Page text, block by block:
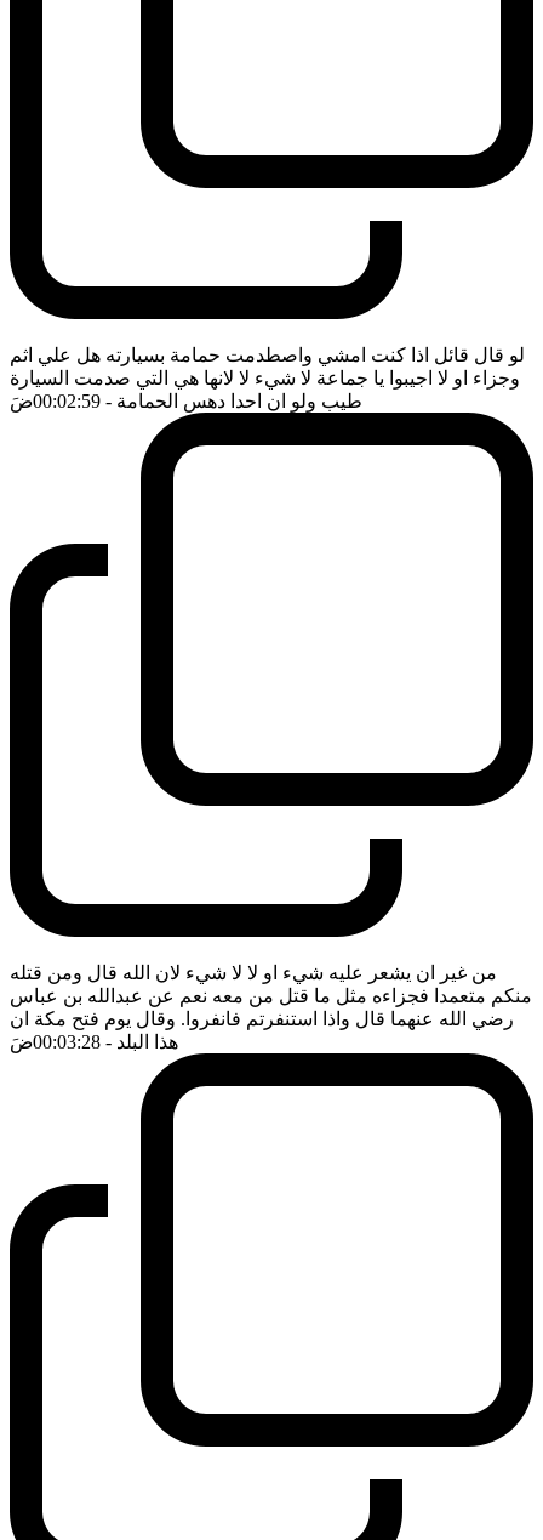
لو قال قائل اذا كنت امشي واصطدمت حمامة بسيارته هل علي اثم
وجزاء او لا اجيبوا يا جماعة لا شيء لا لانها هي التي صدمت السيارة
طيب ولو ان احدا دهس الحمامة - 00:02:59 ضَ
من غير ان يشعر عليه شيء او لا لا شيء لان الله قال ومن قتله
منكم متعمدا فجزاءه مثل ما قتل من معه نعم عن عبدالله بن عباس
رضي الله عنهما قال واذا استنفرتم فانفروا. وقال يوم فتح مكة ان
هذا البلد - 00:03:28 ضَ